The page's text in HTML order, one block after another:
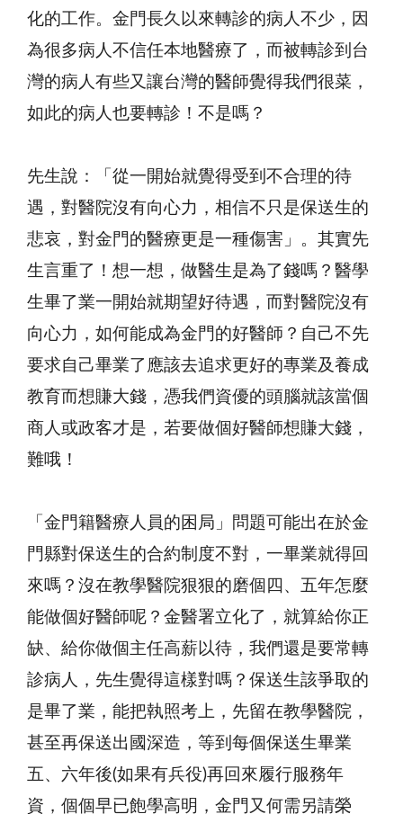
化的工作。金門長久以來轉診的病人不少，因
為很多病人不信任本地醫療了，而被轉診到台
灣的病人有些又讓台灣的醫師覺得我們很菜，
如此的病人也要轉診！不是嗎？
先生說：「從一開始就覺得受到不合理的待
遇，對醫院沒有向心力，相信不只是保送生的
悲哀，對金門的醫療更是一種傷害」。其實先
生言重了！想一想，做醫生是為了錢嗎？醫學
生畢了業一開始就期望好待遇，而對醫院沒有
向心力，如何能成為金門的好醫師？自己不先
要求自己畢業了應該去追求更好的專業及養成
教育而想賺大錢，憑我們資優的頭腦就該當個
商人或政客才是，若要做個好醫師想賺大錢，
難哦！
「金門籍醫療人員的困局」問題可能出在於金
門縣對保送生的合約制度不對，一畢業就得回
來嗎？沒在教學醫院狠狠的磨個四、五年怎麼
能做個好醫師呢？金醫署立化了，就算給你正
缺、給你做個主任高薪以待，我們還是要常轉
診病人，先生覺得這樣對嗎？保送生該爭取的
是畢了業，能把執照考上，先留在教學醫院，
甚至再保送出國深造，等到每個保送生畢業
五、六年後(如果有兵役)再回來履行服務年
資，個個早已飽學高明，金門又何需另請榮